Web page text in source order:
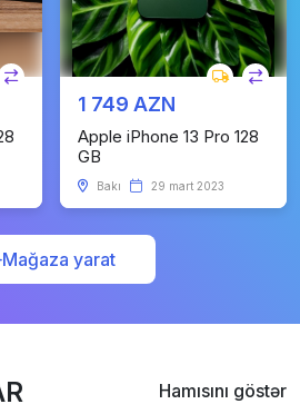
1 749 AZN
Apple iPhone 13 Pro 128
GB
Bakı 29 mart 2023
Mağaza yarat
Hamısını göstər